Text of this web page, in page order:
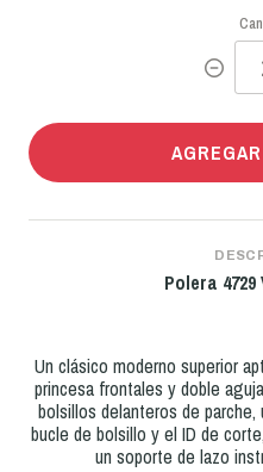
Polera
Un clásico moderno superior
princesa frontales y doble
bolsillos delanteros de
bucle de bolsillo y el ID de
un soporte de lazo